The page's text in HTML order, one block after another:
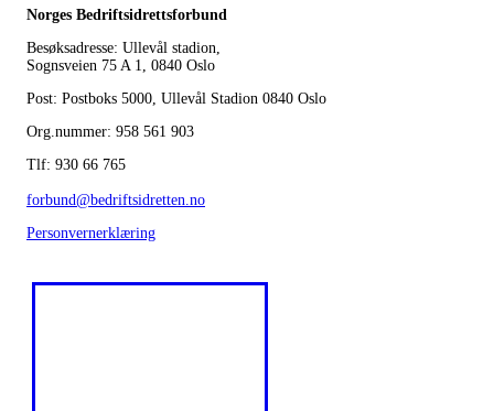
Norges Bedriftsidrettsforbund
Besøksadresse: Ullevål stadion,
Sognsveien 75 A 1, 0840 Oslo
Post: Postboks 5000, Ullevål Stadion 0840 Oslo
Org.nummer: 958 561 903
Tlf: 930 66 765
forbund@bedriftsidretten.no
Personvernerklæring